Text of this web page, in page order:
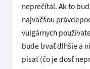
neprečítal. Ak to
najväčšou
vulgárnych
bude trvať dlhšie a
písať (čo je dosť